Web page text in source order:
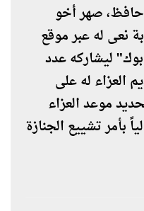
صهر أخو
نعى له عبر موقع
ليشاركه عدد
العزاء له على
موعد العزاء
بأمر تشييع الجنازة